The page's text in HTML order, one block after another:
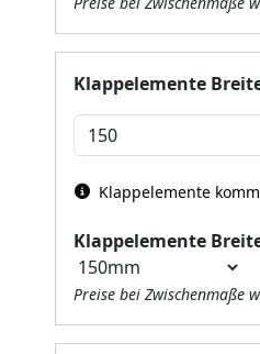
Klappelemente
Klappelemente
Klappelemente
Preise bei Zwischenmaße